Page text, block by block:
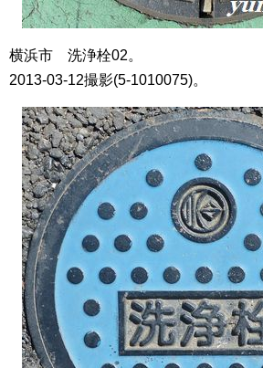
横浜市 洗浄栓02。
2013-03-12撮影(5-1010075)。